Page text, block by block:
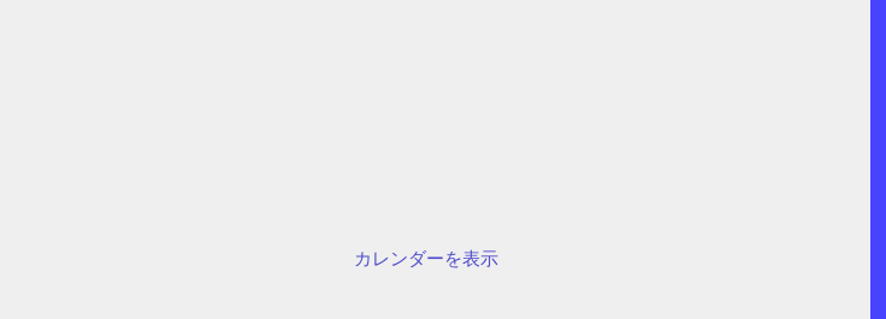
カレンダーを表示